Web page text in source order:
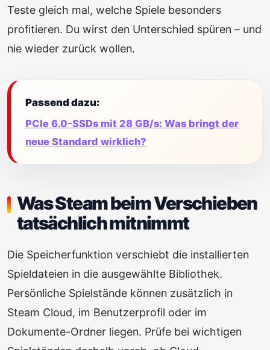
Teste gleich mal, welche Spiele besonders
profitieren. Du wirst den Unterschied spüren – und
nie wieder zurück wollen.
Passend dazu:
PCIe 6.0-SSDs mit 28 GB/s: Was bringt der
neue Standard wirklich?
Was Steam beim Verschieben
tatsächlich mitnimmt
Die Speicherfunktion verschiebt die installierten
Spieldateien in die ausgewählte Bibliothek.
Persönliche Spielstände können zusätzlich in
Steam Cloud, im Benutzerprofil oder im
Dokumente-Ordner liegen. Prüfe bei wichtigen